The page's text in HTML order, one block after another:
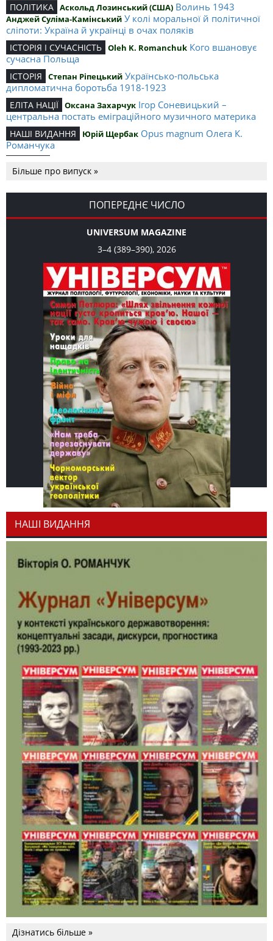
ПОЛІТИКА Аскольд Лозинський (США) Волинь 1943
Анджей Суліма-Камінський У колі моральної й політичної
сліпоти: Україна й українці в очах поляків
ІСТОРІЯ І СУЧАСНІСТЬ Oleh K. Romanchuk Кого вшановує
сучасна Польща
ІСТОРІЯ Степан Ріпецький Українсько-польська
дипломатична боротьба 1918-1923
ЕЛІТА НАЦІЇ Оксана Захарчук Ігор Соневицький –
центральна постать еміграційного музичного материка
НАШІ ВИДАННЯ Юрій Щербак Opus magnum Олега К.
Романчука
Романчука
Editorial Oleh K. Romanchuk Журавель і синиця як
уособлення української політстратегії й тактики
Більше про випуск »
ПОПЕРЕДНЄ ЧИСЛО
UNIVERSUM MAGAZINE
3–4 (389–390), 2026
НАШІ ВИДАННЯ
Дізнатись більше »